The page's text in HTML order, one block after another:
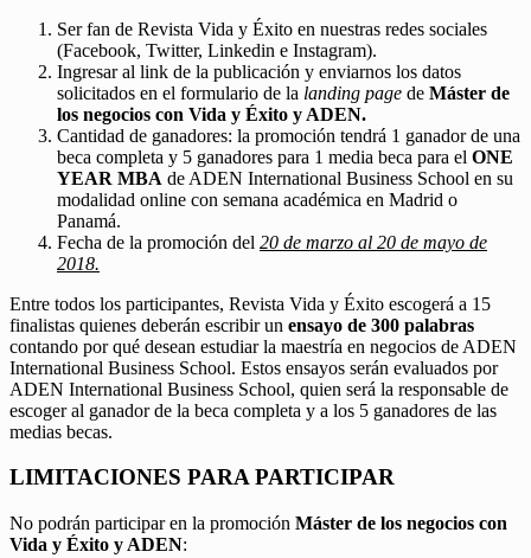
Ser fan de Revista Vida y Éxito en nuestras redes sociales
(Facebook, Twitter, Linkedin e Instagram).
Ingresar al link de la publicación y enviarnos los datos
solicitados en el formulario de la landing page de Máster de
los negocios con Vida y Éxito y ADEN.
Cantidad de ganadores: la promoción tendrá 1 ganador de una
beca completa y 5 ganadores para 1 media beca para el ONE
YEAR MBA de ADEN International Business School en su
modalidad online con semana académica en Madrid o
Panamá.
Fecha de la promoción del 20 de marzo al 20 de mayo de
2018.
Entre todos los participantes, Revista Vida y Éxito escogerá a 15
finalistas quienes deberán escribir un ensayo de 300 palabras
contando por qué desean estudiar la maestría en negocios de ADEN
International Business School. Estos ensayos serán evaluados por
ADEN International Business School, quien será la responsable de
escoger al ganador de la beca completa y a los 5 ganadores de las
medias becas.
LIMITACIONES PARA PARTICIPAR
No podrán participar en la promoción Máster de los negocios con
Vida y Éxito y ADEN: